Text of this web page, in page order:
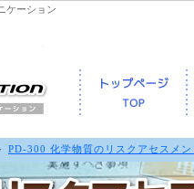
ケーション
PD-300 化学物質のリスクアセスメン